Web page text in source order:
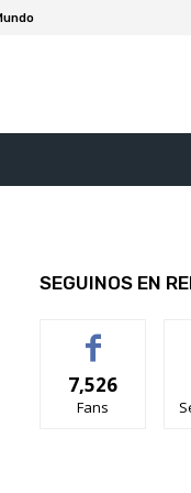
SEGUINOS EN
7,526
Fans